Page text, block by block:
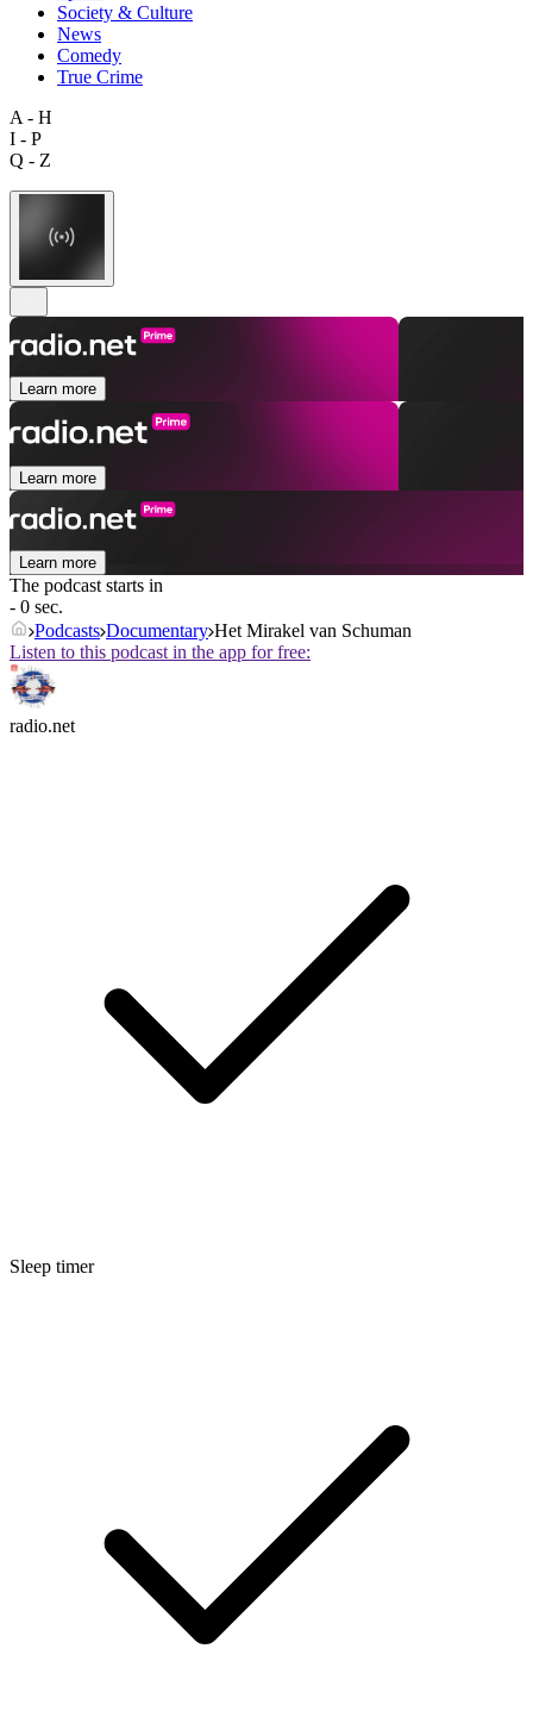
Society & Culture
News
Comedy
True Crime
A - H
I - P
Q - Z
Learn more
Learn more
Learn more
The podcast starts in
- 0 sec.
Podcasts Documentary Het Mirakel van Schuman
Listen to this podcast in the app for free:
radio.net
Sleep timer